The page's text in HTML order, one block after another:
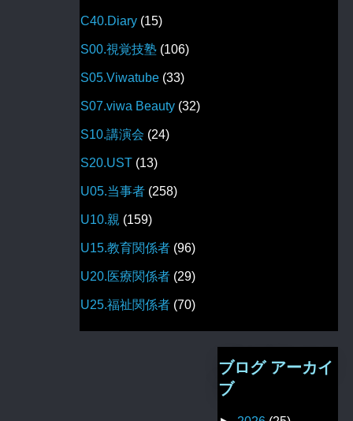
C40.Diary (15)
S00.視覚技塾 (106)
S05.Viwatube (33)
S07.viwa Beauty (32)
S10.講演会 (24)
S20.UST (13)
U05.当事者 (258)
U10.親 (159)
U15.教育関係者 (96)
U20.医療関係者 (29)
U25.福祉関係者 (70)
ブログ アーカイ
ブ